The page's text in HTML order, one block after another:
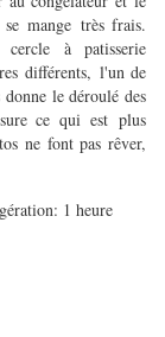
mange très frais.
à patisserie
différents, l'un de
le déroulé des
ce qui est plus
ne font pas rêver,
1 heure